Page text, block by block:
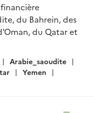
du Bahrein, des
du Qatar et
Arabie_saoudite
Yemen